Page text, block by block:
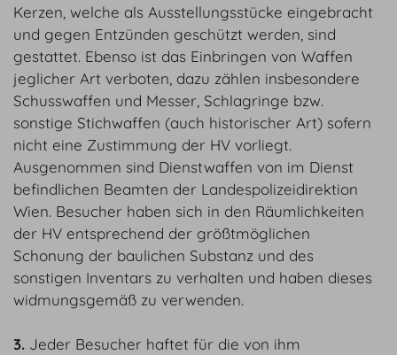
Kerzen, welche als Ausstellungsstücke eingebracht
und gegen Entzünden geschützt werden, sind
gestattet. Ebenso ist das Einbringen von Waffen
jeglicher Art verboten, dazu zählen insbesondere
Schusswaffen und Messer, Schlagringe bzw.
sonstige Stichwaffen (auch historischer Art) sofern
nicht eine Zustimmung der HV vorliegt.
Ausgenommen sind Dienstwaffen von im Dienst
befindlichen Beamten der Landespolizeidirektion
Wien. Besucher haben sich in den Räumlichkeiten
der HV entsprechend der größtmöglichen
Schonung der baulichen Substanz und des
sonstigen Inventars zu verhalten und haben dieses
widmungsgemäß zu verwenden.
3. Jeder Besucher haftet für die von ihm